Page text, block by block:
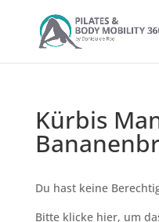
Kürbis
Du hast keine
Bitte klicke hier, um